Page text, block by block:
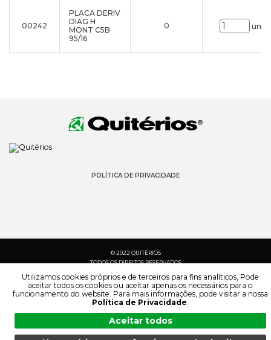
00242
PLACA DERIV
DIAG H
MONT C5B
95/16
0 uni.
POLÍTICA DE PRIVACIDADE
© 2022 QUITÉRIOS
TODOS OS DIREITOS RESERVADOS
Utilizamos cookies próprios e de terceiros para fins analíticos, Pode
aceitar todos os cookies ou aceitar apenas os necessários para o
funcionamento do website. Para mais informações, pode visitar a nossa
Política de Privacidade.
Aceitar todos